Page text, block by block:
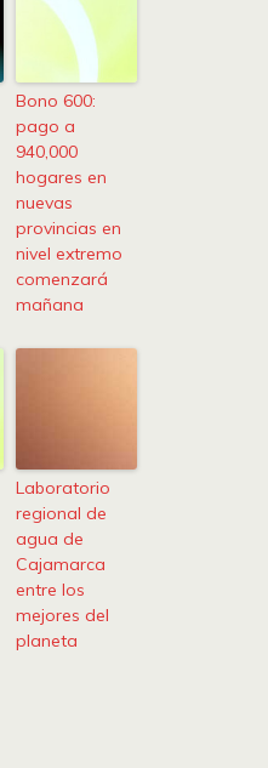
Bono 600:
pago a
940,000
hogares en
nuevas
provincias en
nivel extremo
comenzará
mañana
Laboratorio
regional de
agua de
Cajamarca
entre los
mejores del
planeta